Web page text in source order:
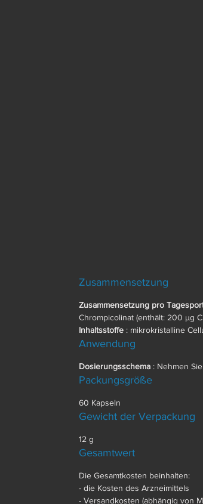
Zusammensetzung
Zusammensetzung pro
Chrompicolinat (enthält: 200 µg
Inhaltsstoffe : mikrokristalline
Anwendung
Dosierungsschema : Nehmen
Packungsgröße
60 Kapseln
Gewicht der Verpackung
12 g
Gesamtwert
Die Gesamtkosten beinhalten:
- die Kosten des Arzneimittels
- Versandkosten (abhängig von